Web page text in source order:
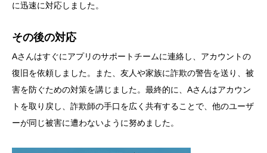
に迅速に対応しました。
その後の対応
Aさんはすぐにアプリのサポートチームに連絡し、アカウントの
復旧を依頼しました。また、友人や家族に詐欺の警告を送り、被
害を防ぐための対策を講じました。最終的に、Aさんはアカウン
トを取り戻し、詐欺師の手口を広く共有することで、他のユーザ
ーが同じ被害に遭わないように努めました。